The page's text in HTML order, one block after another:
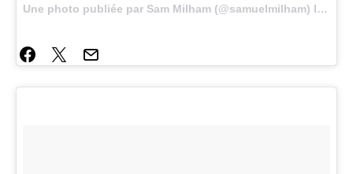
Une photo publiée par Sam Milham (@samuelmilham) le